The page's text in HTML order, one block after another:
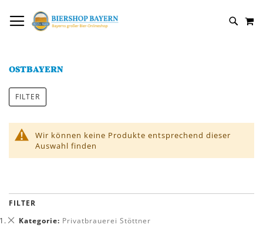
ZUM
INHALT
OSTBAYERN
Wir können keine Produkte entsprechend dieser
Auswahl finden
FILTER
FILTER
Kategorie Privatbrauerei Stöttner
Dies